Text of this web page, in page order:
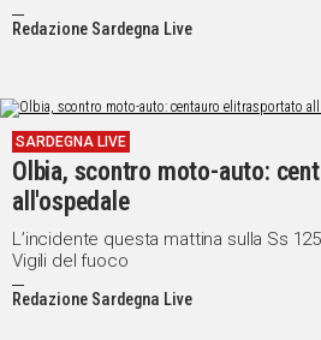
VIDEO
UNISCITI
Redazione Sardegna Live
SARDEGNA LIVE
Olbia, scontro moto-auto:
all'ospedale
L’incidente questa mattina sulla Ss
Vigili del fuoco
Redazione Sardegna Live